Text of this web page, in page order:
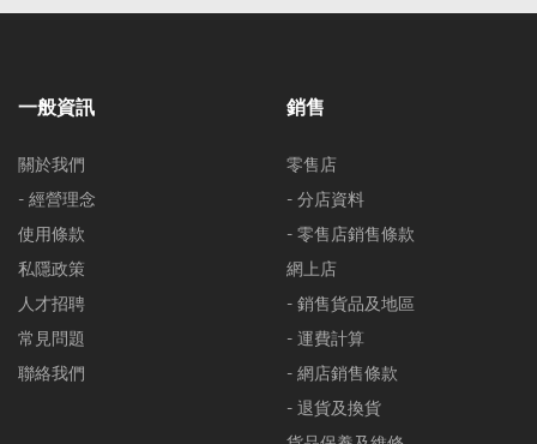
一般資訊
關於我們
- 經營理念
使用條款
私隱政策
人才招聘
常見問題
聯絡我們
銷售
零售店
- 分店資料
- 零售店銷售條款
網上店
- 銷售貨品及地區
- 運費計算
- 網店銷售條款
- 退貨及換貨